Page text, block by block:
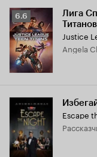
Рейтинг
Кинопоиска
6.6
6.6
Лига
Титанов
Justice
Angela
Escape